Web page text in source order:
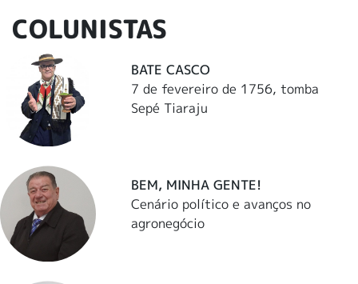
COLUNISTAS
BATE CASCO
7 de fevereiro de 1756, tomba
Sepé Tiaraju
BEM, MINHA GENTE!
Cenário político e avanços no
agronegócio